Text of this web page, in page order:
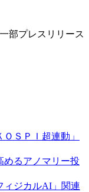
部プレスリリース
ＳＰＩ超連動」
めるアノマリー投
ィジカルAI」関連